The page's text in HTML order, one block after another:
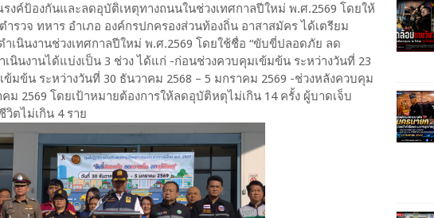
งค์ป้องกันและลดอุบัติเหตุทางถนนในช่วงเทศกาลปีใหม่ พ.ศ.2569 โดยให้
รวจ ทหาร อำเภอ องค์กรปกครองส่วนท้องถิ่น อาสาสมัคร ได้เตรียม
เนินงานช่วงเทศกาลปีใหม่ พ.ศ.2569 โดยใช้ชื่อ “ขับขี่ปลอดภัย ลด
เนินงานได้แบ่งเป็น 3 ช่วง ได้แก่ -ก่อนช่วงควบคุมเข้มข้น ระหว่างวันที่ 23
ข้มข้น ระหว่างวันที่ 30 ธันวาคม 2568 – 5 มกราคม 2569 -ช่วงหลังควบคุม
ม 2569 โดยเป้าหมายต้องการให้ลดอุบัติหตุไม่เกิน 14 ครั้ง ผู้บาดเจ็บ
วิตไม่เกิน 4 ราย